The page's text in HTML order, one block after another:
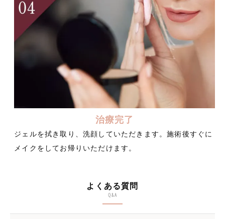
治療完了
ジェルを拭き取り、洗顔していただきます。施術後すぐに
メイクをしてお帰りいただけます。
よくある質問
Q&A